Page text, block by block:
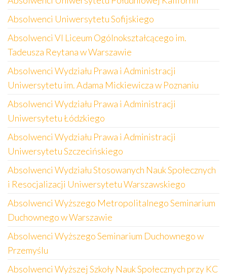
Absolwenci Uniwersytetu Sofijskiego
Absolwenci VI Liceum Ogólnokształcącego im.
Tadeusza Reytana w Warszawie
Absolwenci Wydziału Prawa i Administracji
Uniwersytetu im. Adama Mickiewicza w Poznaniu
Absolwenci Wydziału Prawa i Administracji
Uniwersytetu Łódzkiego
Absolwenci Wydziału Prawa i Administracji
Uniwersytetu Szczecińskiego
Absolwenci Wydziału Stosowanych Nauk Społecznych
i Resocjalizacji Uniwersytetu Warszawskiego
Absolwenci Wyższego Metropolitalnego Seminarium
Duchownego w Warszawie
Absolwenci Wyższego Seminarium Duchownego w
Przemyślu
Absolwenci Wyższej Szkoły Nauk Społecznych przy KC